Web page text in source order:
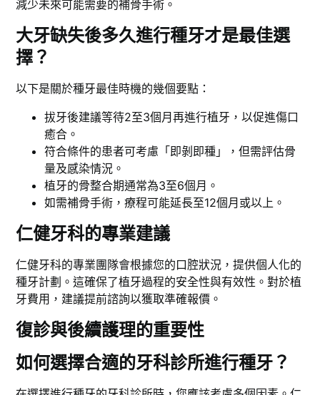
減少未來可能需要的補骨手術。
大牙缺失後多久進行種牙才是最佳選
擇？
以下是關於種牙最佳時機的幾個要點：
拔牙後建議等待2至3個月再進行植牙，以促進傷口
癒合。
符合條件的患者可考慮「即剝即種」，但需評估骨
量及感染情況。
植牙的骨整合期通常為3至6個月。
如需補骨手術，療程可能延長至12個月或以上。
仁健牙科的專業建議
仁健牙科的專業團隊會根據您的口腔狀況，提供個人化的
種牙計劃。這確保了植牙過程的安全性與有效性。對於植
牙費用，建議提前諮詢以獲取準確報價。
復診與後續護理的重要性
如何選擇合適的牙科診所進行種牙？